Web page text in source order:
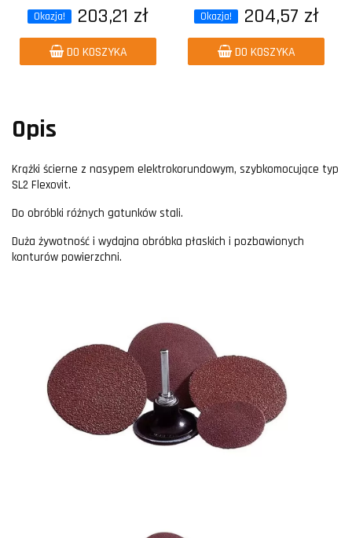
Okazja! 203,21 zł
DO KOSZYKA
Okazja!
204,57 zł
DO KOSZYKA
Opis
Krążki ścierne z nasypem elektrokorundowym, szybkomocujące typ
SL2 Flexovit.
Do obróbki różnych gatunków stali.
Duża żywotność i wydajna obróbka płaskich i pozbawionych
konturów powierzchni.